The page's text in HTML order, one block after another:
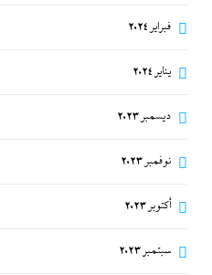
فبراير 2024
يناير 2024
ديسمبر 2023
نوفمبر 2023
أكتوبر 2023
سبتمبر 2023